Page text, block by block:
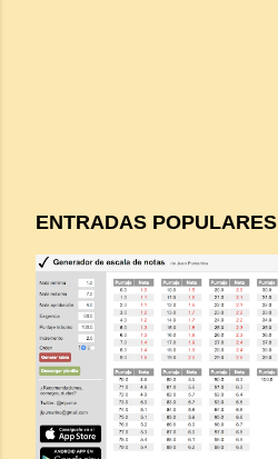
ENTRADAS POPULARES